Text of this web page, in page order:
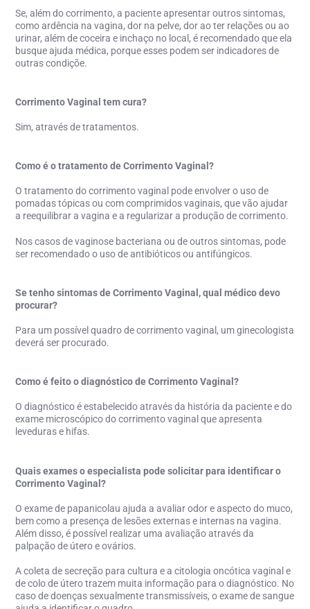
Se, além do corrimento, a paciente apresentar outros sintomas,
como ardência na vagina, dor na pelve, dor ao ter relações ou ao
urinar, além de coceira e inchaço no local, é recomendado que ela
busque ajuda médica, porque esses podem ser indicadores de
outras condiçõe.
Corrimento Vaginal tem cura?
Sim, através de tratamentos.
Como é o tratamento de Corrimento Vaginal?
O tratamento do corrimento vaginal pode envolver o uso de
pomadas tópicas ou com comprimidos vaginais, que vão ajudar
a reequilibrar a vagina e a regularizar a produção de corrimento.
Nos casos de vaginose bacteriana ou de outros sintomas, pode
ser recomendado o uso de antibióticosou antifúngicos.
Se tenho sintomas de Corrimento Vaginal, qual médico devo
procurar?
Para um possível quadro de corrimento vaginal, um ginecologista
deverá ser procurado.
Como é feito o diagnóstico de Corrimento Vaginal?
O diagnóstico é estabelecido através da história da paciente e do
exame microscópico do corrimento vaginal que apresenta
leveduras e hifas.
Quais exames o especialista pode solicitar para identificar o
Corrimento Vaginal?
O exame de papanicolau ajuda a avaliar odor e aspecto do muco,
bem como a presença de lesões externas e internas na vagina.
Além disso, é possível realizar uma avaliação através da
palpação de útero e ovários.
A coleta de secreção para cultura e a citologia oncótica vaginal e
de colo de útero trazem muita informação para o diagnóstico. No
caso de doenças sexualmente transmissíveis, o exame de sangue